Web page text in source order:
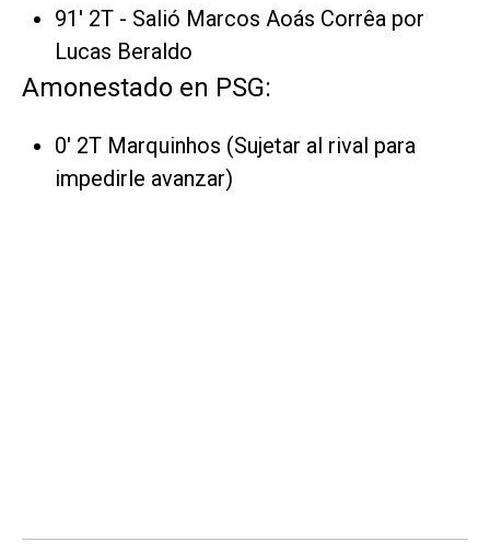
91' 2T - Salió Marcos Aoás Corrêa por
Lucas Beraldo
Amonestado en PSG:
0' 2T Marquinhos (Sujetar al rival para
impedirle avanzar)